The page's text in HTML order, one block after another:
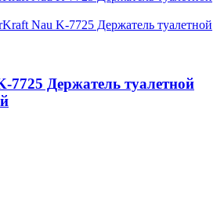
7725 Держатель туалетной